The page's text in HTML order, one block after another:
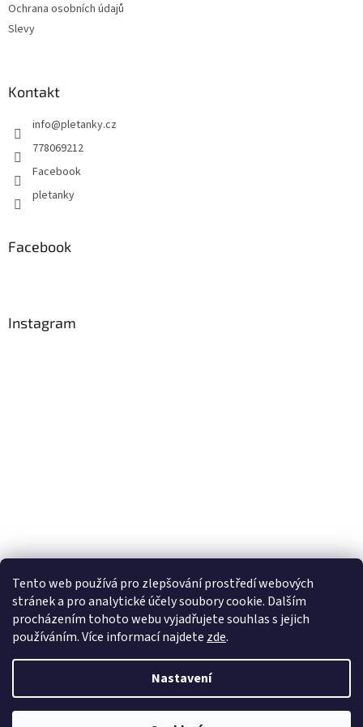
Tento web používá pro zlepšování prostředí webových
stránek a pro analytické účelysoubory cookie. Dalším
procházením tohoto webu vyjadřujete souhlas s jejich
používáním. Více informacínajdete zde.
Nastavení
Ochrana osobních údajů
Slevy
Kontakt
info@pletanky.cz
778069212
Facebook
pletanky
Facebook
Instagram
Sledovat na Instagramu
Copyright 2026Pletanky. Všechna práva vyhrazena.